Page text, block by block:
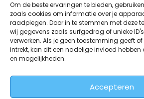
Om de beste ervaringen te bieden,
zoals cookies om informatie over je
raadplegen. Door in te stemmen met deze
wij gegevens zoals surfgedrag of unieke
verwerken. Als je geen toestemming geeft
intrekt, kan dit een nadelige invloed
en mogelijkheden.
Accepteren
Uitverkoop
JNF Deurklink gebogen
prijs
was:
prijs
is: